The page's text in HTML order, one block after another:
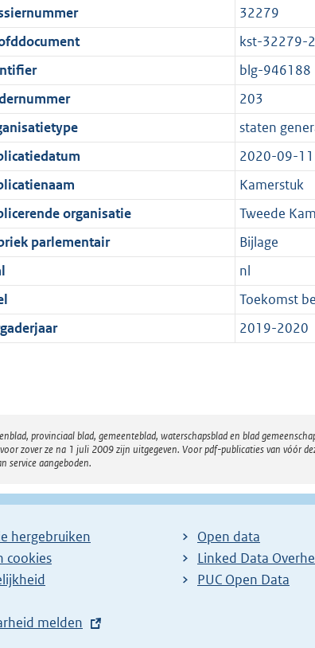
:
2
5
2
K
b
r
t
K
g
t
1
32279
kst-32279-
blg-946188
203
staten
2020-09-11
Kamerstuk
organisatie
Tweede
parlementair
Bijlage
nl
Toekomst
2019-2020
provinciaal blad, gemeenteblad, waterschapsblad en blad
zover ze na 1 juli 2009 zijn uitgegeven. Voor pdf-publicaties van vóór
service aangeboden.
hergebruiken
cookies
melden
Open data
Linked Data
PUC Open Data